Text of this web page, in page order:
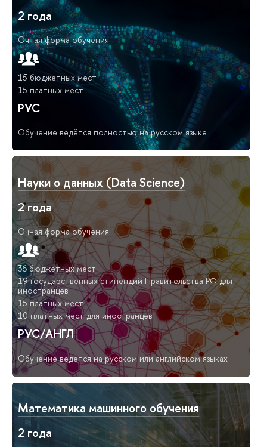
2 года
Очная форма обучения
15 бюджетных мест
15 платных мест
РУС
Обучение ведётся полностью на русском языке
Науки о данных (Data Science)
2 года
Очная форма обучения
36 бюджетных мест
19 государственных стипендий Правительства РФ для
иностранцев
15 платных мест
10 платных мест для иностранцев
РУС/АНГЛ
Обучение ведется на русском или английском языках
Математика машинного обучения
2 года